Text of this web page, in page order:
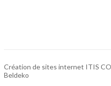
Création de sites internet ITIS
Beldeko